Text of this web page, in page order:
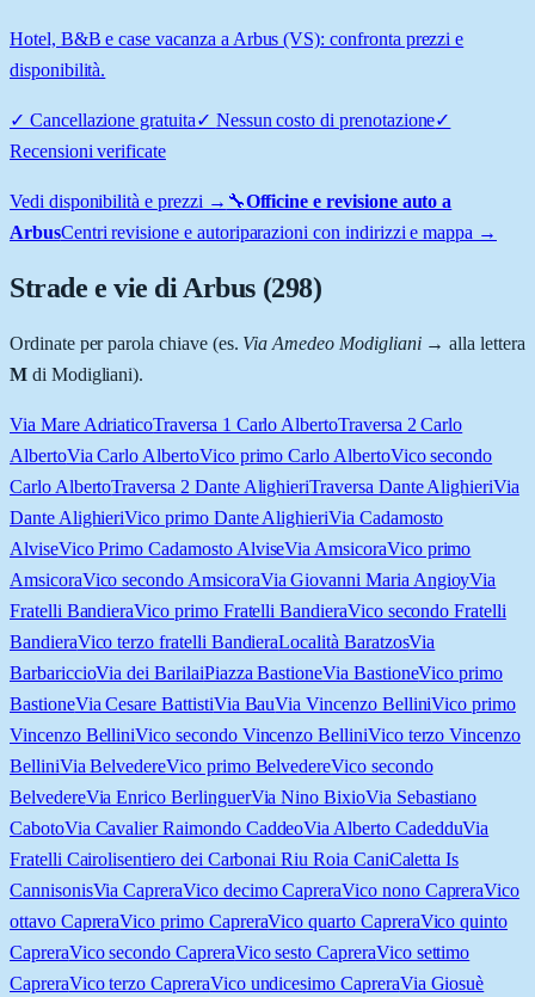
Hotel, B&B e case vacanza a Arbus (VS): confronta prezzi e
disponibilità.
✓ Cancellazione gratuita✓ Nessun costo di prenotazione✓
Recensioni verificate
Vedi disponibilità e prezzi → 🔧Officine e revisione auto a
ArbusCentri revisione e autoriparazioni con indirizzi e mappa →
Strade e vie diArbus (298)
Ordinate per parola chiave (es. Via Amedeo Modigliani→ alla lettera
Mdi Modigliani).
Via Mare AdriaticoTraversa 1 Carlo AlbertoTraversa 2 Carlo
AlbertoVia Carlo AlbertoVico primo Carlo AlbertoVico secondo
Carlo AlbertoTraversa 2 Dante AlighieriTraversa Dante AlighieriVia
Dante AlighieriVico primo Dante AlighieriVia Cadamosto
AlviseVico Primo Cadamosto AlviseVia AmsicoraVico primo
AmsicoraVico secondo AmsicoraVia Giovanni Maria AngioyVia
Fratelli BandieraVico primo Fratelli BandieraVico secondo Fratelli
BandieraVico terzo fratelli BandieraLocalità BaratzosVia
BarbariccioVia dei BarilaiPiazza BastioneVia BastioneVico primo
BastioneVia Cesare BattistiVia BauVia Vincenzo BelliniVico primo
Vincenzo BelliniVico secondo Vincenzo BelliniVico terzo Vincenzo
BelliniVia BelvedereVico primo BelvedereVico secondo
BelvedereVia Enrico BerlinguerVia Nino BixioVia Sebastiano
CabotoVia Cavalier Raimondo CaddeoVia Alberto CadedduVia
Fratelli Cairolisentiero dei Carbonai Riu Roia CaniCaletta Is
CannisonisVia CapreraVico decimo CapreraVico nono CapreraVico
ottavo CapreraVico primo CapreraVico quarto CapreraVico quinto
CapreraVico secondo CapreraVico sesto CapreraVico settimo
CapreraVico terzo CapreraVico undicesimo CapreraVia Giosuè